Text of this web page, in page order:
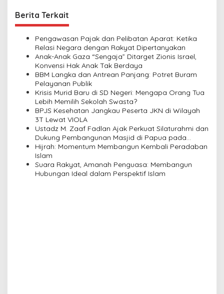
t
n
Berita Terkait
Pengawasan Pajak dan Pelibatan Aparat: Ketika
Relasi Negara dengan Rakyat Dipertanyakan
Anak-Anak Gaza “Sengaja” Ditarget Zionis Israel,
Konvensi Hak Anak Tak Berdaya
BBM Langka dan Antrean Panjang: Potret Buram
Pelayanan Publik
Krisis Murid Baru di SD Negeri: Mengapa Orang Tua
Lebih Memilih Sekolah Swasta?
BPJS Kesehatan Jangkau Peserta JKN di Wilayah
3T Lewat VIOLA
Ustadz M. Zaaf Fadlan Ajak Perkuat Silaturahmi dan
Dukung Pembangunan Masjid di Papua pada
Pengajian Yayasan Alimbas Insan Cita
Hijrah: Momentum Membangun Kembali Peradaban
Islam
Suara Rakyat, Amanah Penguasa: Membangun
Hubungan Ideal dalam Perspektif Islam